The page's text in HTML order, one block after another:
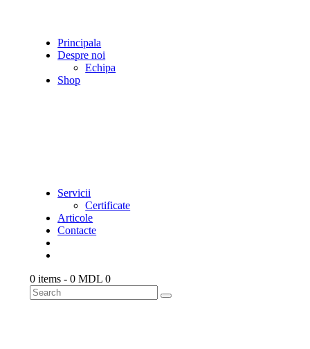
Principala
Despre noi
Echipa
Shop
Servicii
Certificate
Articole
Contacte
0 items -0 MDL 0